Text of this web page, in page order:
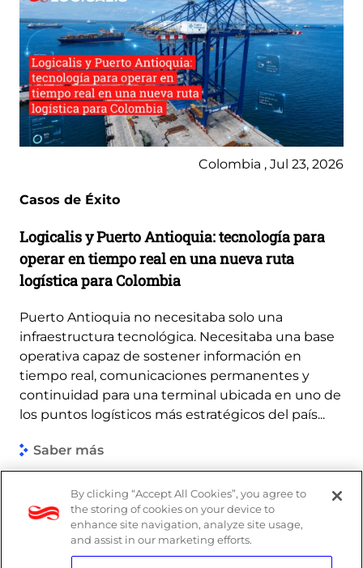
Colombia , Jul 23, 2026
Casos de Éxito
Logicalis y Puerto Antioquia: tecnología para
operar en tiempo real en una nueva ruta
logística para Colombia
Puerto Antioquia no necesitaba solo una
infraestructura tecnológica. Necesitaba una base
operativa capaz de sostener información en
tiempo real, comunicaciones permanentes y
continuidad para una terminal ubicada en uno de
los puntos logísticos más estratégicos del país...
Saber más
By clicking “Accept All Cookies”, you agree to
the storing of cookies on your device to
enhance site navigation, analyze site usage,
and assist in our marketing efforts.